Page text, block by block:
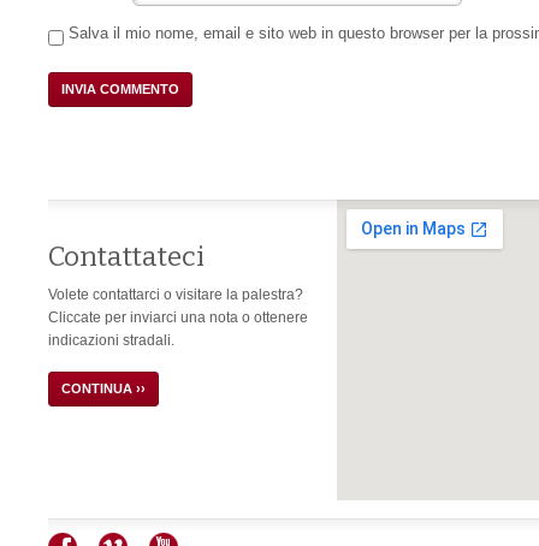
Salva il mio nome, email e sito web in questo browser per la
Contattateci
Volete contattarci o visitare la palestra?
Cliccate per inviarci una nota o ottenere
indicazioni stradali.
CONTINUA ››